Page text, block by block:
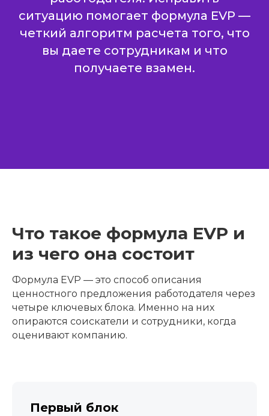
ситуацию помогает формула EVP —
четкий алгоритм расчета того, что
вы даете сотрудникам и что
получаете взамен.
Что такое формула EVP и
из чего она состоит
Формула EVP — это способ описания
ценностного предложения работодателя через
четыре ключевых блока. Именно на них
опираются соискатели и сотрудники, когда
оценивают компанию.
Первый блок